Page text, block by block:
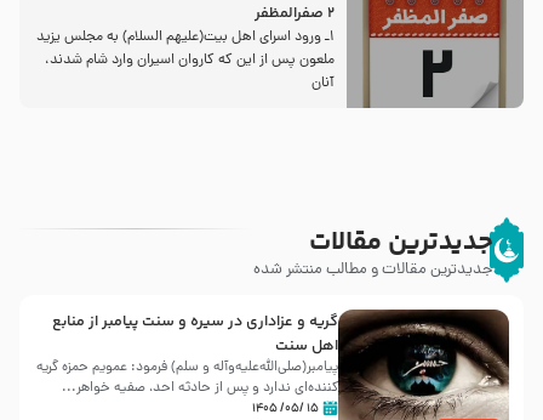
2 صفرالمظفر
1ـ ورود اسراى اهل بیت‌(علیهم السلام) به مجلس یزید
ملعون پس از این كه كاروان اسیران وارد شام شدند،
آنان
جدیدترین مقالات
جدیدترین مقالات و مطالب منتشر شده
گریه و عزاداری در سیره و سنت پیامبر از منابع
اهل سنت
پیامبر(صلی‌الله‌علیه‌وآله و سلم) فرمود: عمویم حمزه گریه
کننده‌ای ندارد و پس از حادثه احد، صفیه خواهر...
۱۵ /۰۵/ ۱۴۰۵